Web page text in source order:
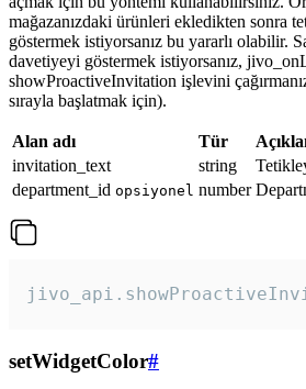
mağazanızdaki ürünleri ekledikten sonra
göstermek istiyorsanız bu yararlı olabilir.
davetiyeyi göstermek istiyorsanız,
showProactiveInvitation işlevini
sırayla başlatmak için).
Alan adı Tür
invitation_text
string
department_id opsiyonel number
setWidgetColor#